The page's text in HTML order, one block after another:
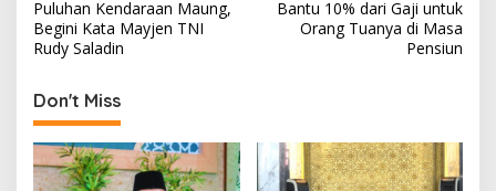
s
n
a
v
Puluhan Kendaraan Maung,
Begini Kata Mayjen TNI
Rudy Saladin
Bantu 10% dari Gaji untuk
Orang Tuanya di Masa
Pensiun
Don't Miss